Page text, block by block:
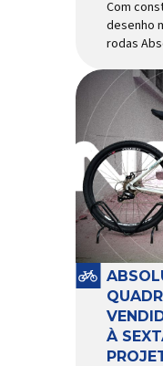
Com
desenho
rodas
diversas
anos, os
Absolute
como
de cross
busca de
preço
Para
À